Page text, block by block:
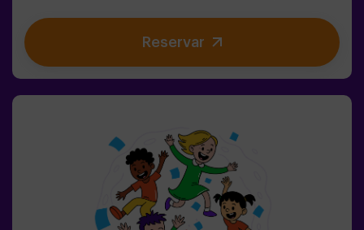
niveles de dificultad para ajustarse a todos los niveles
de habilidad.💥 40 juegos únicos que mantienen la
emoción y la diversión.💥 2 salas disponibles,
vidas disponibles en pantalla. Pulse Up te brinda una
experiencia única de actividad física y tecnológica,
donde la colaboración es fundamental. 🏆¡Y lo mejor de
todo! Somos los primeros en traer esta innovadora
experiencia a España. 🙌 Siente la adrenalina y eleva tu
diversión con Pulse Up hoy mismo.Pulse Up: El Suelo es
Reservar